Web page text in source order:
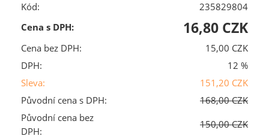
Kód:
235829804
Cena s DPH:
16,80 CZK
Cena bez DPH:
15,00 CZK
DPH:
12 %
Sleva:
151,20 CZK
Původní cena s DPH:
168,00 CZK
Původní cena bez
DPH:
150,00 CZK